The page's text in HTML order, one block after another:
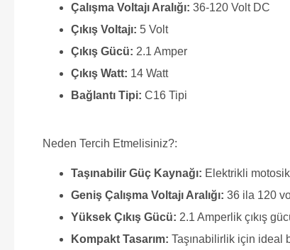
Çalışma Voltajı Aralığı: 36-120 Volt DC
Çıkış Voltajı: 5 Volt
Çıkış Gücü: 2.1 Amper
Çıkış Watt: 14 Watt
Bağlantı Tipi: C16 Tipi
Neden Tercih Etmelisiniz?:
Taşınabilir Güç Kaynağı: Elektrikli
Geniş Çalışma Voltajı Aralığı: 36 ila 120
Yüksek Çıkış Gücü: 2.1 Amperlik çıkış
Kompakt Tasarım: Taşınabilirlik için ideal